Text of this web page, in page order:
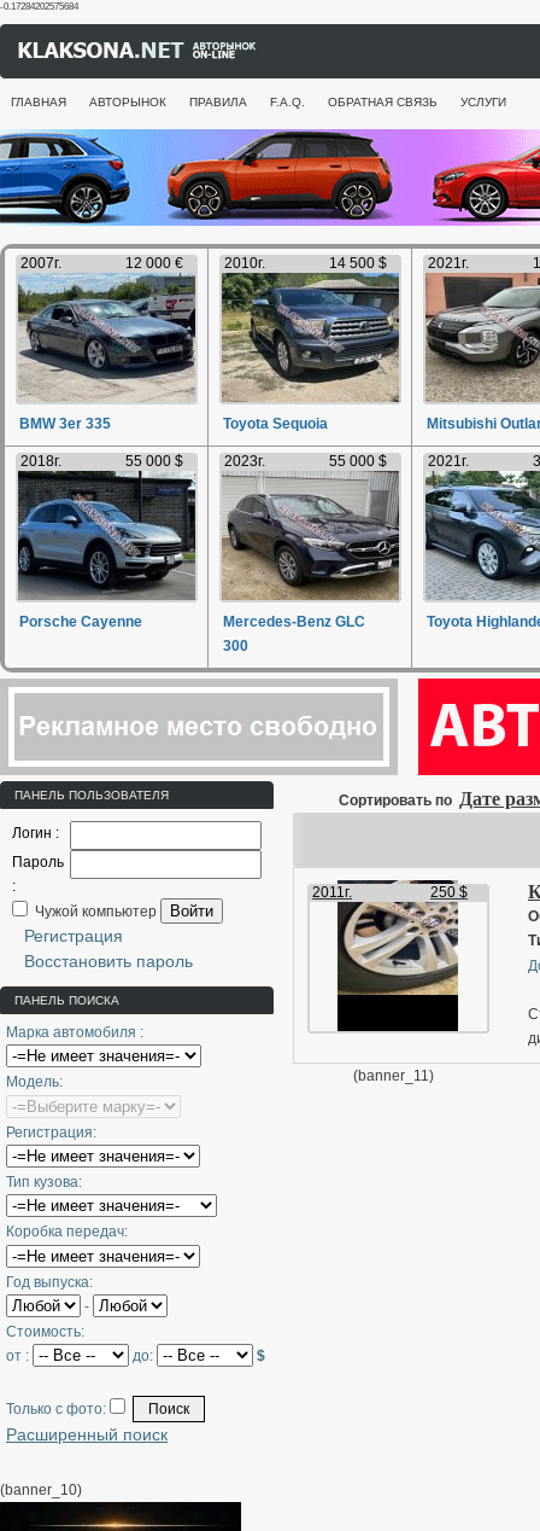
-0.17284202575684
ГЛАВНАЯ АВТОРЫНОК ПРАВИЛА F.A.Q. ОБРАТНАЯ СВЯЗЬ УСЛУГИ
2007г. 12 000 €
BMW 3er 335
2010г. 14 500 $
Toyota Sequoia
2021г.
Mitsubishi
2018г. 55 000 $
Porsche Cayenne
2023г. 55 000 $
Mercedes-Benz GLC
300
2021г.
Toyota
ПАНЕЛЬ ПОЛЬЗОВАТЕЛЯ
Логин :
Пароль
:
Чужой компьютер
Войти
Регистрация
Восстановить пароль
ПАНЕЛЬ ПОИСКА
Марка автомобиля :
Модель:
Регистрация:
Тип кузова:
Коробка передач:
Год выпуска:
-
Стоимость:
от :
до: $
Только с фото:
Расширенный поиск
(banner_10)
Сортировать по Дате
2011г. 250 $
(banner_11)